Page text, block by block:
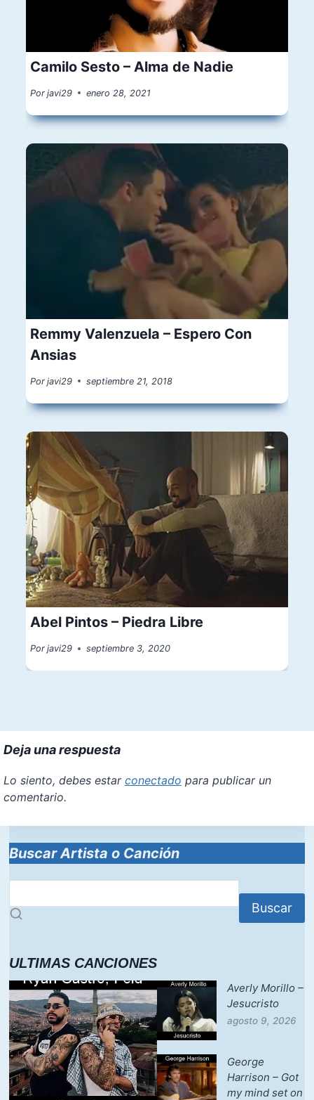
Camilo Sesto – Alma de Nadie
Por javi29 enero 28, 2021
Remmy Valenzuela – Espero Con
Ansias
Por javi29 septiembre 21, 2018
Abel Pintos – Piedra Libre
Por javi29 septiembre 3, 2020
Deja una respuesta
Lo siento, debes estar conectado para publicar un
comentario.
Buscar Artista o Canción
Buscar
ULTIMAS CANCIONES
Averly Morillo –
Jesucristo
agosto 9, 2026
George
Harrison – Got
my mind set on